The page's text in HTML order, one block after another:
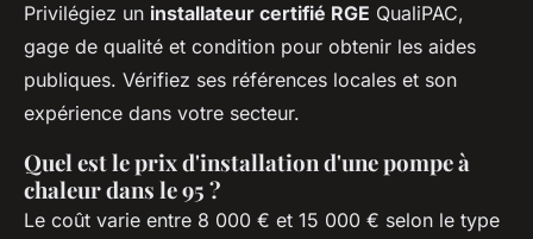
Privilégiez un installateur certifié RGE QualiPAC,
gage de qualité et condition pour obtenir les aides
publiques. Vérifiez ses références locales et son
expérience dans votre secteur.
Quel est le prix d'installation d'une pompe à
chaleur dans le 95 ?
Le coût varie entre 8 000 € et 15 000 € selon le type